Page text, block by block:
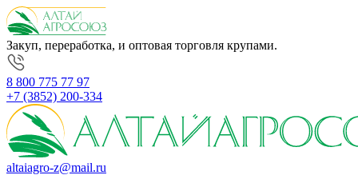
Закуп, переработка, и оптовая торговля крупами.
8 800 775 77 97
+7 (3852) 200-334
altaiagro-z@mail.ru